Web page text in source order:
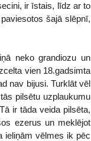
ir īstais, līdz ar to
šajā slēpnī,
neko grandiozu un
vien 18.gadsimta
nav bijusi. Turklāt vēl
pilsētu uzplaukumu
ir tāda veida pilsēta,
ezerus un meklējot
ieliņām vēlmes ik pēc